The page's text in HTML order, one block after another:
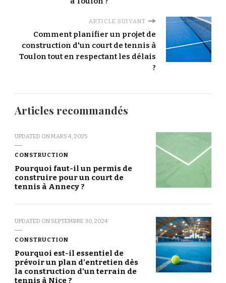
ARTICLE SUIVANT
Comment planifier un projet de
construction d'un court de tennis à
Toulon tout en respectant les délais
?
Articles recommandés
UPDATED ONMARS 4, 2025
CONSTRUCTION
Pourquoi faut-il un permis de
construire pour un court de
tennis à Annecy ?
UPDATED ON SEPTEMBRE 30, 2024
CONSTRUCTION
Pourquoi est-il essentiel de
prévoir un plan d’entretien dès
la construction d’un terrain de
tennis à Nice ?